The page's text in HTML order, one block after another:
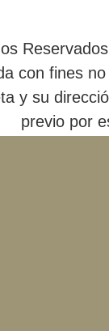
con fines
y su
previo por